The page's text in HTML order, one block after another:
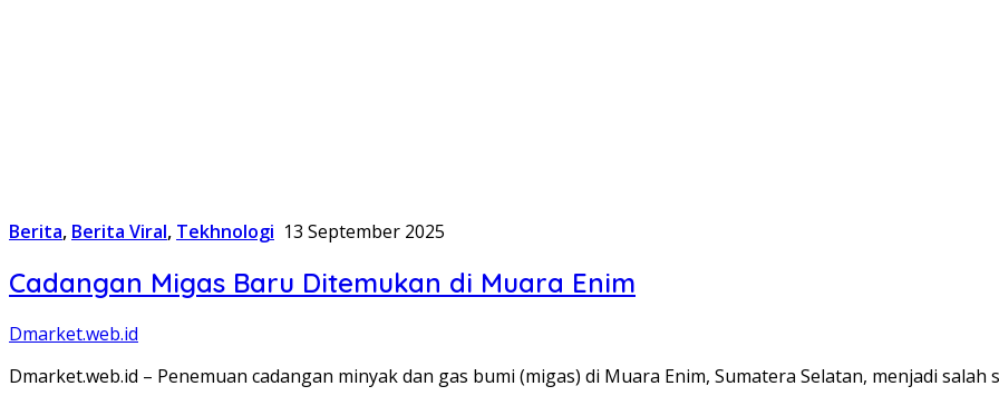
Berita, Berita Viral, Tekhnologi 13 September 2025
Cadangan Migas Baru Ditemukan di Muara Enim
Dmarket.web.id
Dmarket.web.id – Penemuan cadangan minyak dan gas bumi (migas) di Muara Enim, Sumatera Selatan, menjadi salah